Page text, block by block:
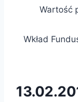
Wartość
Wkład